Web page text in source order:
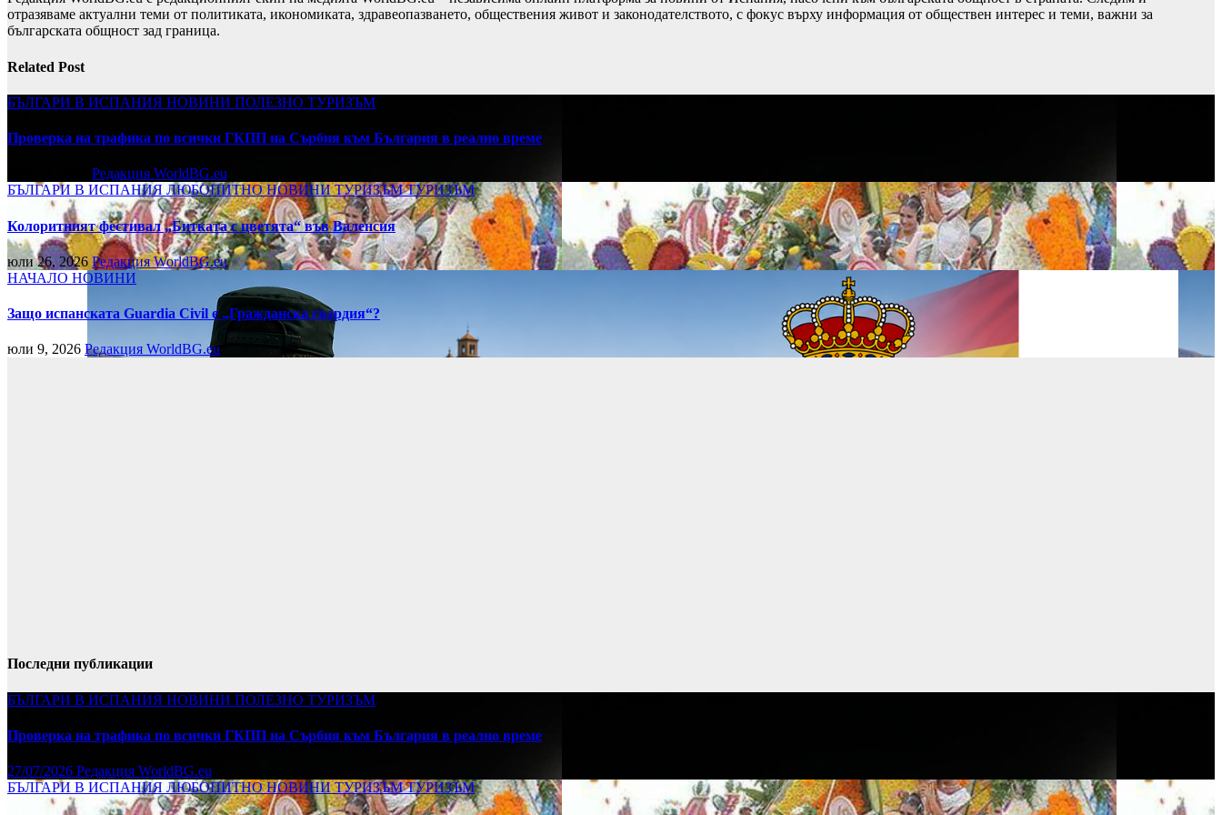
отразяваме актуални теми от политиката, икономиката, здравеопазването, обществения живот и законодателството, с фокус върху информация от обществен интерес и теми, важни за
българската общност зад граница.
Related Post
БЪЛГАРИ В ИСПАНИЯ НОВИНИ ПОЛЕЗНО ТУРИЗЪМ
Проверка на трафика по всички ГКПП на Сърбия към България в реално време
Редакция WorldBG.eu
БЪЛГАРИ В ИСПАНИЯ ЛЮБОПИТНОНОВИНИТУРИЗЪМТУРИЗЪМ
Колоритният фестивал „Битката с цветята“ във Валенсия
юли 26, 2026 Редакция WorldBG.eu
НАЧАЛО НОВИНИ
Защо испанската Guardia Civil е „Гражданска гвардия“?
юли 9, 2026 Редакция WorldBG.eu
Последни публикации
БЪЛГАРИ В ИСПАНИЯ НОВИНИ ПОЛЕЗНО ТУРИЗЪМ
Проверка на трафика по всички ГКПП на Сърбия към България в реално време
27/07/2026 Редакция WorldBG.eu
БЪЛГАРИ В ИСПАНИЯ ЛЮБОПИТНОНОВИНИТУРИЗЪМТУРИЗЪМ